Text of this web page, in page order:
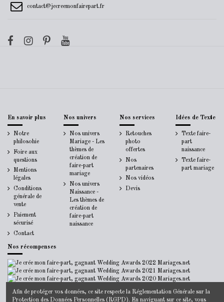
contact@jecreemonfairepart.fr
En savoir plus
Notre
philosohie
Foire aux
questions
Mentions
légales
Conditions
générale de
vente
Paiement
sécurisé
Contact
Nos univers
Nos univers
Mariage - Les
thèmes de
création de
faire-part
mariage
Nos univers
Naissance -
Les thèmes de
création de
faire-part
naissance
Nos services
Retouches
photo
offertes
Nos
partenaires
Nos vidéos
Devis
Idées de Texte
Texte faire-
part
naissance
Texte faire-
part mariage
Nos récompenses
Afin de protéger vos données, ce site respecte la Réglementation Générale sur la
Protection des Données Personnelles (RGPD). En naviguant sur ce site, vous